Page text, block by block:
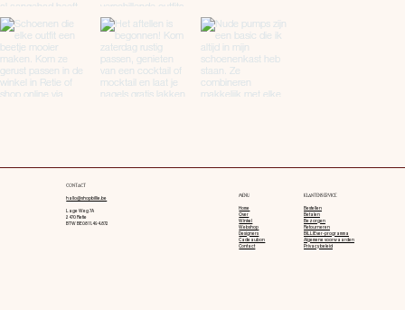
CONTACT
hallo@shopbillie.be
Lage Weg 7A
2470 Retie
BTW BE0811.494.872
MENU
Home
Over
Winkel
Webshop
Designers
Cadeaubon
Contact
KLANTENSERVICE
Bestellen
Betalen
Bezorgen
Retourneren
BILLIEver-programma
Algemene voorwaarden
Privacy beleid